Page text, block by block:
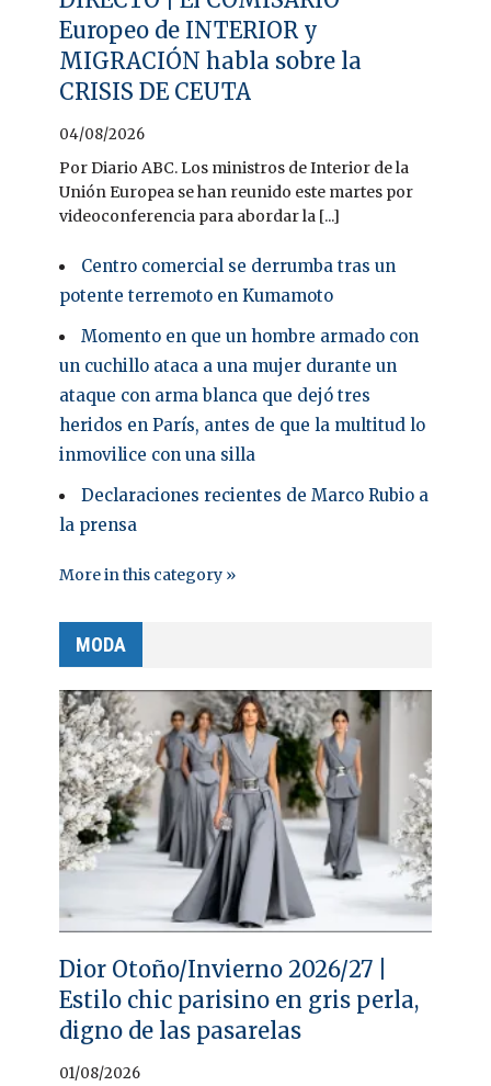
Europeo de INTERIOR y
MIGRACIÓN habla sobre la
CRISIS DE CEUTA
04/08/2026
Por Diario ABC. Los ministros de Interior de la
Unión Europea se han reunido este martes por
videoconferencia para abordar la [...]
Centro comercial se derrumba tras un
potente terremoto en Kumamoto
Momento en que un hombre armado con
un cuchillo ataca a una mujer durante un
ataque con arma blanca que dejó tres
heridos en París, antes de que la multitud lo
inmovilice con una silla
Declaraciones recientes de Marco Rubio a
la prensa
More in this category »
MODA
Dior Otoño/Invierno 2026/27 |
Estilo chic parisino en gris perla,
digno de las pasarelas
01/08/2026